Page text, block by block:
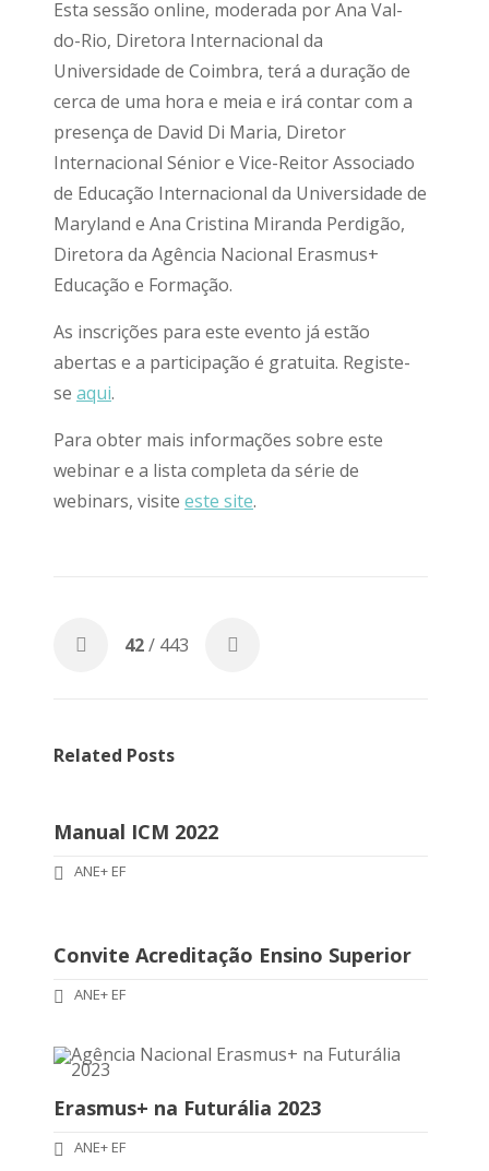
Esta sessão online, moderada por Ana Val-
do-Rio, Diretora Internacional da
Universidade de Coimbra, terá a duração de
cerca de uma hora e meia e irá contar com a
presença de David Di Maria, Diretor
Internacional Sénior e Vice-Reitor Associado
de Educação Internacional da Universidade de
Maryland e Ana Cristina Miranda Perdigão,
Diretora da Agência Nacional Erasmus+
Educação e Formação.
As inscrições para este evento já estão
abertas e a participação é gratuita. Registe-
se aqui.
Para obter mais informações sobre este
webinar e a lista completa da série de
webinars, visite este site.
42/ 443
Related Posts
Manual ICM 2022
ANE+ EF
Convite Acreditação Ensino Superior
ANE+ EF
Erasmus+ na Futurália 2023
ANE+ EF